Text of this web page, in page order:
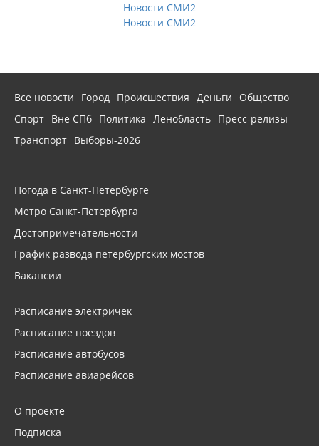
Новости СМИ2
Новости СМИ2
Все новости Город Происшествия Деньги
Общество
Спорт Вне СПб Политика Ленобласть Пресс-релизы
Транспорт Выборы-2026
Погода в Санкт-Петербурге
Метро Санкт-Петербурга
Достопримечательности
График развода петербургских мостов
Вакансии
Расписание электричек
Расписание поездов
Расписание автобусов
Расписание авиарейсов
О проекте
Подписка